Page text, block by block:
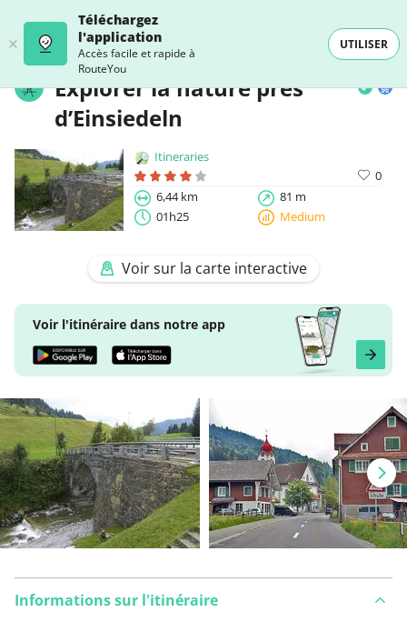
Téléchargez
l'application
Accès facile et rapide à
RouteYou
UTILISER
Explorer la nature près
d’Einsiedeln
Itineraries
0
6,44 km
81 m
01h25
Medium
Voir sur la carte interactive
Voir l'itinéraire dans notre app
Informations sur l'itinéraire